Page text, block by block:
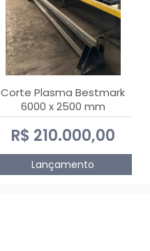
Corte Plasma Bestmark
6000 x 2500 mm
Hypertherm MaxPro 200
R$ 210.000,00
Lançamento